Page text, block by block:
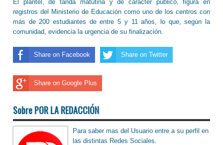
El plantel, de tanda matutina y de carácter público, figura en
registros del Ministerio de Educación como uno de los centros con
más de 200 estudiantes de entre 5 y 11 años, lo que, según la
comunidad, evidencia la urgencia de su finalización.
Share on Facebook Share on Twitter
Share on Google Plus
Sobre POR LA REDACCIÓN
Para saber mas del Usuario entre a su perfil en
las distintas Redes Sociales.